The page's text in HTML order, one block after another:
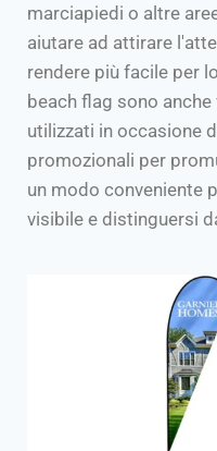
marciapiedi o altre
aiutare ad attirare
rendere più facile per
beach flag sono
utilizzati in occasione
promozionali per
un modo conveniente
visibile e distinguersi